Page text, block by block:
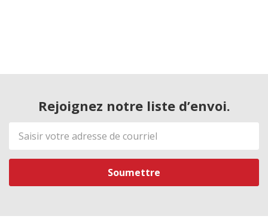
Rejoignez notre liste d’envoi.
Adresse
de
courriel